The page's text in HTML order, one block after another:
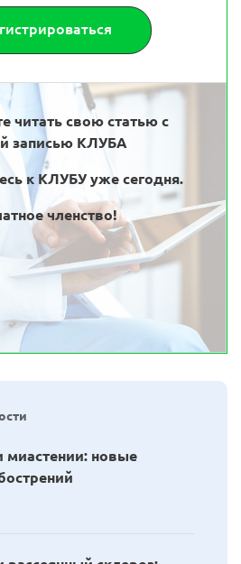
читать свою статью с
записью КЛУБА
к КЛУБУ уже сегодня.
членство!
миастении: новые